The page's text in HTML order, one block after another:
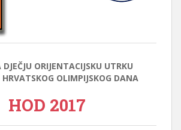
ORIJENTACIJSKU UTRKU
OLIMPIJSKOG DANA
HOD 2017